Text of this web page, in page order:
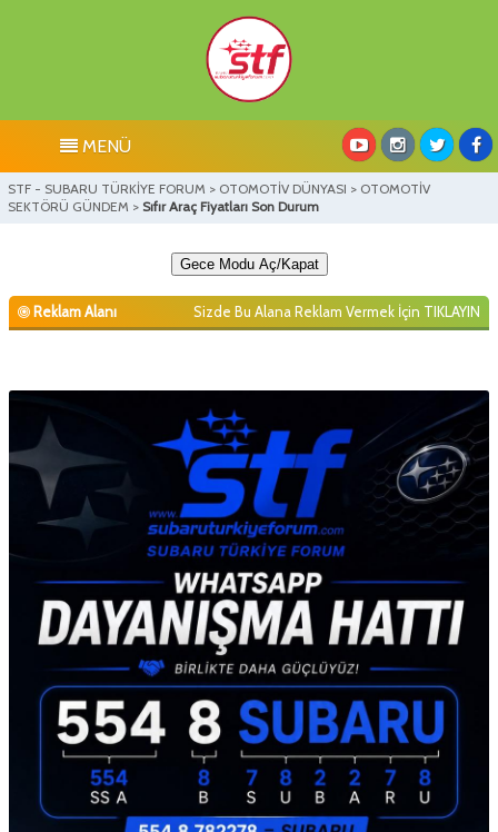
MENÜ
STF - SUBARU TÜRKİYE FORUM > OTOMOTİV DÜNYASI > OTOMOTİV
SEKTÖRÜ GÜNDEM > Sıfır Araç Fiyatları Son Durum
Gece Modu Aç/Kapat
Reklam Alanı Sizde Bu Alana Reklam Vermek İçin TIKLAYIN